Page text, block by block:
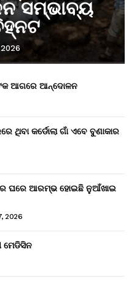
ସମ୍ଭାବ୍ୟ
ଆଗରେ ଆନ୍ଦୋଳନ
ଥିବା କର୍ଡୋଲା ଗାଁ ଏବେ ବୁଣାକାର
ଘରେ ଆରମ୍ଭ ହୋଇଛି ନୁଆଁଖାଇ
2026
ମେଡିସିନ